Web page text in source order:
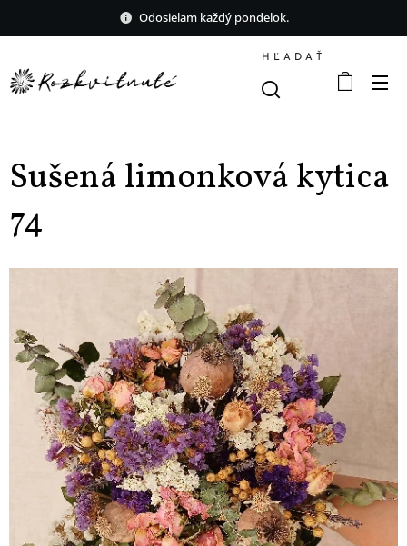
Odosielam každý pondelok.
HĽADAŤ
Sušená limonková kytica
74